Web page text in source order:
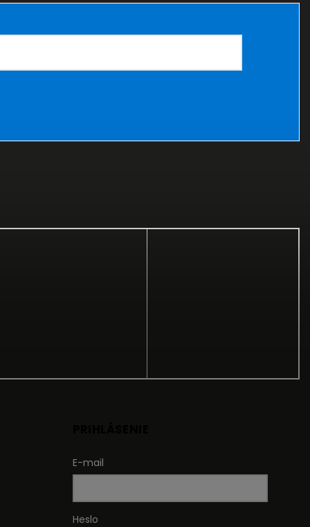
E-mail
Heslo